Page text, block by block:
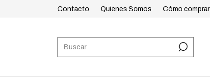
Contacto Quienes Somos Cómo comprar